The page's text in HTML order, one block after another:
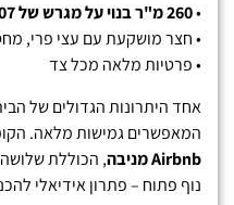
•260 מ"ר בנוי על מגרש של 607 מ"ר
• חצר מושקעת עם עצי פרי,
• פרטיות מלאה מכל צד
אחד היתרונות הגדולים של
המאפשרים גמישות מלאה.
Airbnb מניבה
, הכוללת
נוף פתוח – פתרון אידיאלי